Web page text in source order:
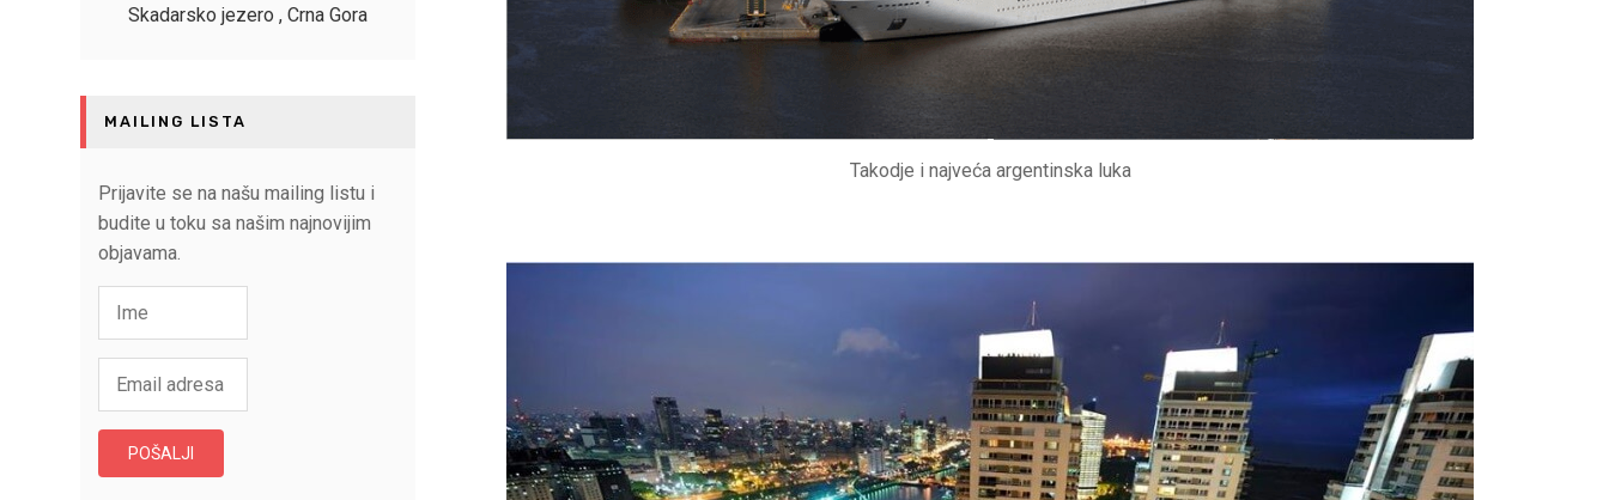
Takodje i najveća argentinska luka
Skadarsko jezero , Crna Gora
MAILING LISTA
Prijavite se na našu mailing listu i
budite u toku sa našim najnovijim
objavama.